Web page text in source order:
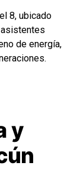
8, ubicado
de energía,
y